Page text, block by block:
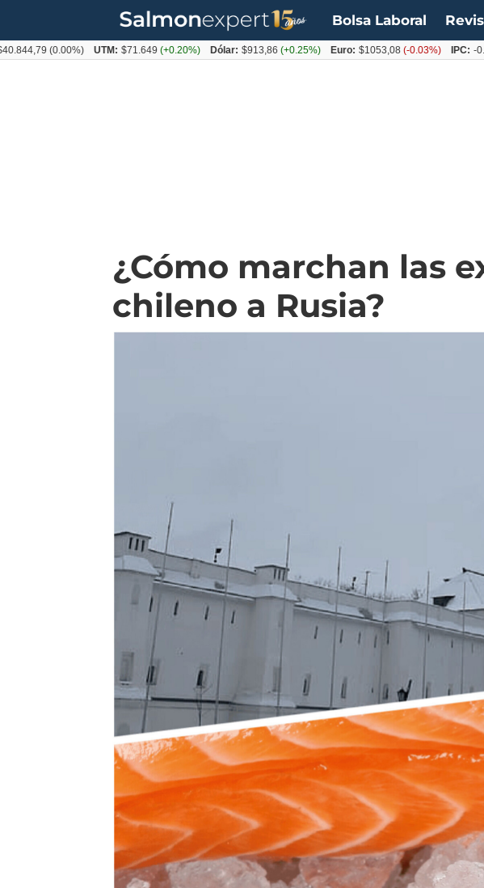
Bolsa Laboral
¿Cómo marchan las
chileno a Rusia?
(0.00%) UTM: $71.649(+0.20%) Dólar: $913,86(+0.25%) Euro: $1053,08(-0.03%) IPC: -0.20% (-